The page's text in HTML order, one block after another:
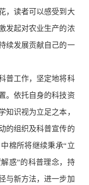
，读者可以感受到大
发起对农业生产的浓
续发展贡献自己的一
普工作，坚定地将科
。依托自身的科技资
知识视为立足之本，
的组织及科普宣传的
棉所将继续秉承“立
惑”的科普理念，持
与新方法，进一步加